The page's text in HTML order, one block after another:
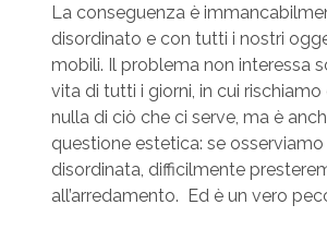
La conseguenza è
disordinato e con tutti i nostri
mobili. Il problema non interessa
vita di tutti i giorni, in cui
nulla di ciò che ci serve, ma è
questione estetica: se
disordinata, difficilmente
all’arredamento. Ed è un vero